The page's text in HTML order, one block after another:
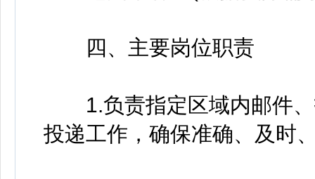
四、主要岗位职责
1.负责指定区域内邮件、
投递工作，确保准确、及时